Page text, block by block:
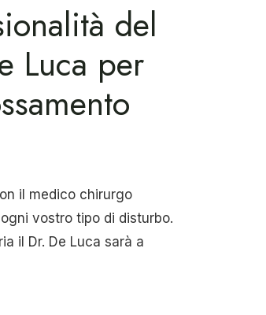
del
Luca per
il medico chirurgo
vostro tipo di disturbo.
il Dr. De Luca sarà a